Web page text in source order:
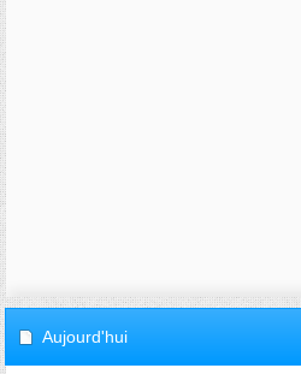
Aujourd'hui